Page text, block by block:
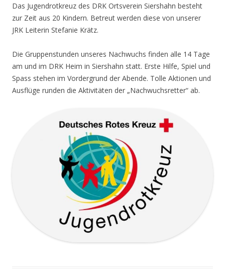
Das Jugendrotkreuz des DRK Ortsverein Siershahn besteht
zur Zeit aus 20 Kindern. Betreut werden diese von unserer
JRK Leiterin Stefanie Krätz.
Die Gruppenstunden unseres Nachwuchs finden alle 14 Tage
am und im DRK Heim in Siershahn statt. Erste Hilfe, Spiel und
Spass stehen im Vordergrund der Abende. Tolle Aktionen und
Ausflüge runden die Aktivitäten der „Nachwuchsretter“ ab.